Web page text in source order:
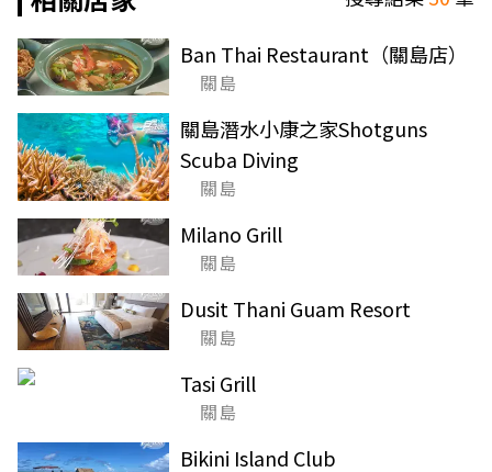
Ban Thai Restaurant（關島店）
關島
關島潛水小康之家Shotguns
Scuba Diving
關島
Milano Grill
關島
Dusit Thani Guam Resort
關島
Tasi Grill
關島
Bikini Island Club